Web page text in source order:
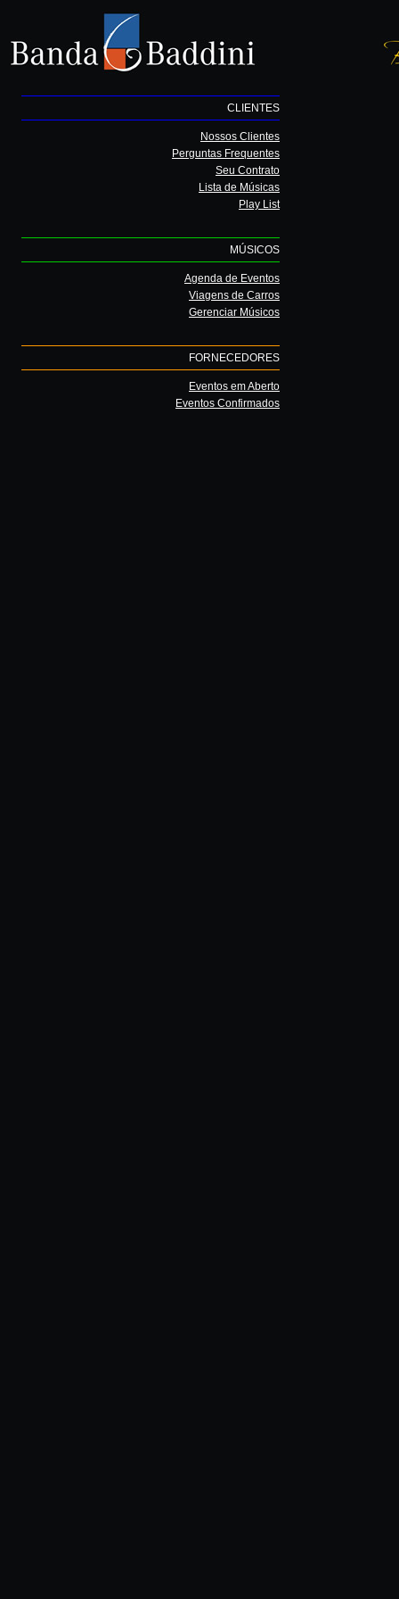
CLIENTES
Nossos Clientes
Perguntas Frequentes
Seu Contrato
Lista de Músicas
Play List
MÚSICOS
Agenda de Eventos
Viagens de Carros
Gerenciar Músicos
FORNECEDORES
Eventos em Aberto
Eventos Confirmados